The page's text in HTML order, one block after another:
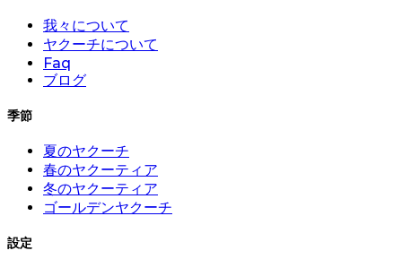
我々について
ヤクーチについて
Faq
ブログ
季節
夏のヤクーチ
春のヤクーティア
冬のヤクーティア
ゴールデンヤクーチ
設定